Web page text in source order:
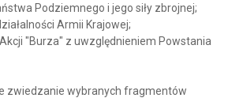
Podziemnego i jego siły zbrojnej;
Armii Krajowej;
"Burza" z uwzględnieniem Powstania
zwiedzanie wybranych fragmentów